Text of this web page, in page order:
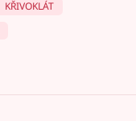
KŘIVOKLÁT